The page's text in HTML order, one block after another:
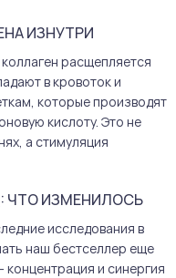
ИЗНУТРИ
расщепляется
в кровоток и
которые производят
кислоту. Это не
а стимуляция
: ЧТО ИЗМЕНИЛОСЬ
исследования в
наш бестселлер еще
и синергия